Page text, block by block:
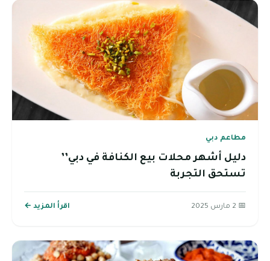
مطاعم دبي
دليل أشهر محلات بيع الكنافة في دبي’’
تستحق التجربة
📅 2 مارس 2025 اقرأ المزيد ←